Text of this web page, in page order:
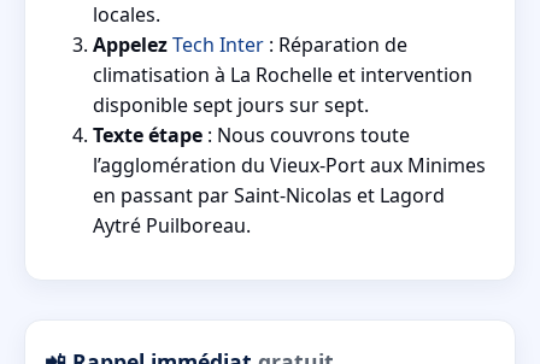
locales.
AppelezTech Inter : Réparation de
climatisation à La Rochelle et intervention
disponible sept jours sur sept.
Texte étape : Nous couvrons toute
l’agglomération du Vieux-Port aux Minimes
en passant par Saint-Nicolas et Lagord
Aytré Puilboreau.